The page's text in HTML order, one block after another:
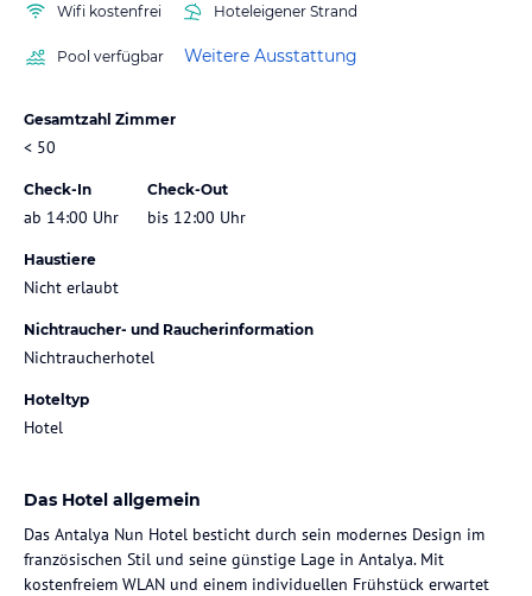
Wifi kostenfrei Hoteleigener Strand
Pool verfügbar Weitere Ausstattung
Gesamtzahl Zimmer
< 50
Check-In
ab 14:00 Uhr
Check-Out
bis 12:00 Uhr
Haustiere
Nicht erlaubt
Nichtraucher- und Raucherinformation
Nichtraucherhotel
Hoteltyp
Hotel
Das Hotel allgemein
Das Antalya Nun Hotel besticht durch sein modernes Design im
französischen Stil und seine günstige Lage in Antalya. Mit
kostenfreiem WLAN und einem individuellen Frühstück erwartet